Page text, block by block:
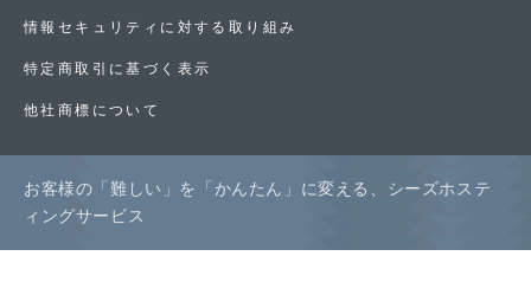
情報セキュリティに対する取り組み
特定商取引に基づく表示
他社商標について
お客様の「難しい」を「かんたん」に変える、シーズホステ
ィングサービス